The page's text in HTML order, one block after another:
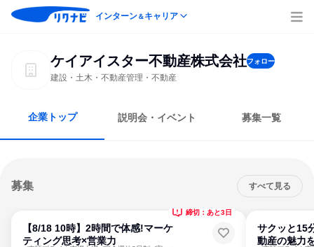
インターン＆キャリア
ケイアイスター不動産株式会社フォロー
建設・土木・不動産管理・不動産
企業トップ 説明会・イベント 募集一覧
募集 すべて見る
【8/18 10時】2時間で体感!マーケ
ティング思考×営業力
締切：あと3日
サクッと15
動産の魅力